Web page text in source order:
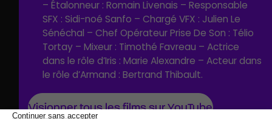
– Étalonneur : Romain Livenais – Responsable
SFX : Sidi-noé Sanfo – Chargé VFX : Julien Le
Sénéchal – Chef Opérateur Prise De Son : Télio
Tortay – Mixeur : Timothé Favreau – Actrice
dans le rôle d’Iris : Marie Alexandre – Acteur dans
le rôle d’Armand : Bertrand Thibault.
Visionner tous les films sur YouTube